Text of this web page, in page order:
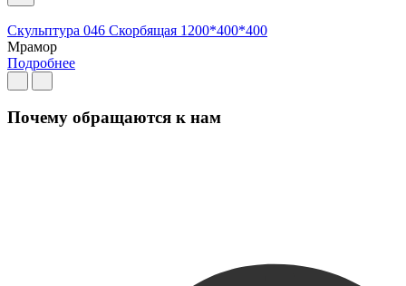
Скульптура 046 Скорбящая 1200*400*400
Мрамор
Подробнее
Почему обращаются к нам